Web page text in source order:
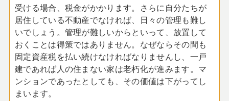
受ける場合、税金がかかります。さらに自分たちが
居住している不動産でなければ、日々の管理も難し
いでしょう。管理が難しいからといって、放置して
おくことは得策ではありません。なぜならその間も
固定資産税を払い続けなければなりませんし、一戸
建であれば人の住まない家は老朽化が進みます。マ
ンションであったとしても、その価値は下がってし
まいます。